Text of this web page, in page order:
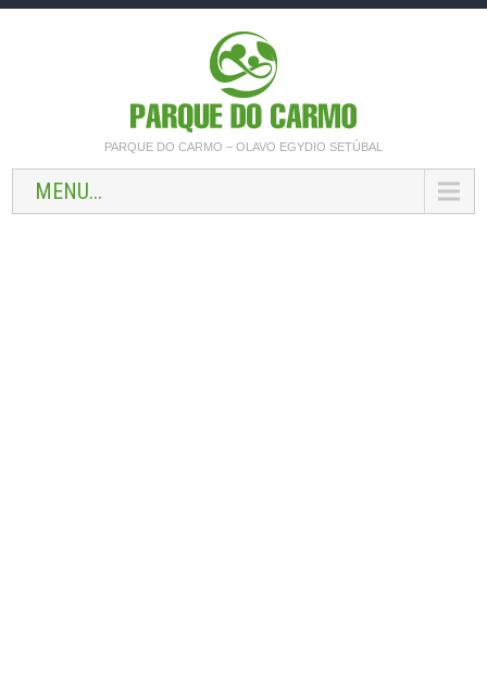
PARQUE DO CARMO – OLAVO EGYDIO SETÚBAL
MENU...